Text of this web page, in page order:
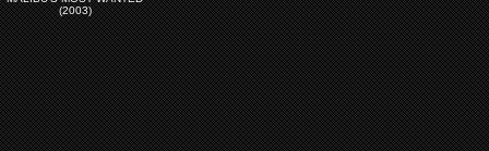
(2003)